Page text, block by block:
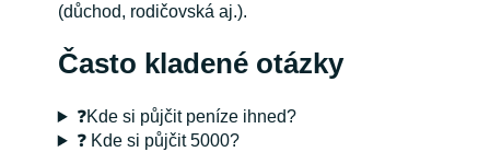
(důchod, rodičovská aj.).
Často kladené otázky
❓Kde si půjčit peníze ihned?
❓ Kde si půjčit 5000?